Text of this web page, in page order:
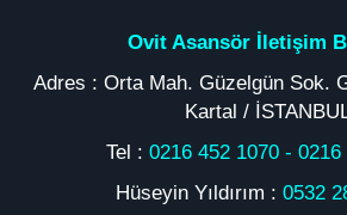
Ovit Asansör İletişim
Adres : Orta Mah. Güzelgün Sok.
Kartal /
Tel : 0216 452 1070 - 0216
Hüseyin Yıldırım : 0532